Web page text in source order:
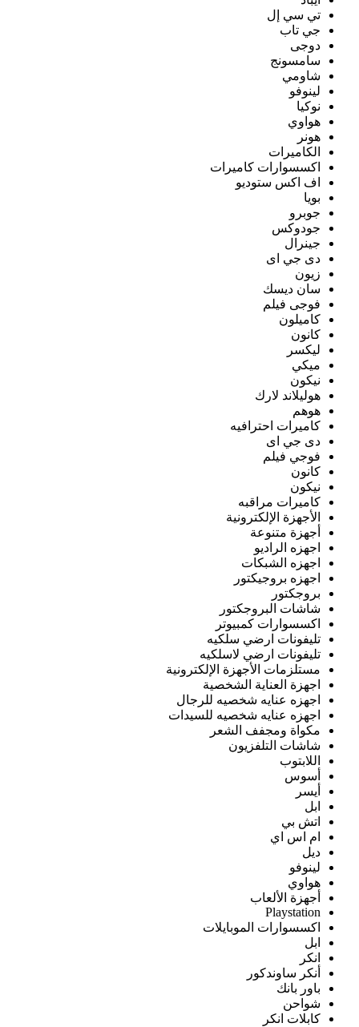
تي سي إل
جي تاب
دوجى
سامسونج
شاومي
لينوفو
نوكيا
هواوي
هونر
الكاميرات
اكسسوارات كاميرات
اف اكس ستوديو
بويا
جوبرو
جودوكس
جينرال
دى جي اى
زيون
سان ديسك
فوجى فيلم
كاميلون
كانون
ليكسر
ميكي
نيكون
هوليلاند لارك
هوهم
كاميرات احترافيه
دى جي اى
فوجي فيلم
كانون
نيكون
كاميرات مراقبه
الأجهزة الإلكترونية
أجهزة متنوعة
اجهزه الراديو
اجهزه الشبكات
اجهزه بروجيكتور
بروجكتور
شاشات البروجكتور
اكسسوارات كمبيوتر
تليفونات ارضي سلكيه
تليفونات ارضي لاسلكيه
مستلزمات الأجهزة الإلكترونية
اجهزة العناية الشخصية
اجهزه عنايه شخصيه للرجال
اجهزه عنايه شخصيه للسيدات
مكواة ومجفف الشعر
شاشات التلفزيون
اللابتوب
أسوس
أيسر
ابل
اتش بي
ام اس اي
ديل
لينوفو
هواوي
أجهزة الألعاب
Playstation
اكسسوارات الموبايلات
ابل
انكر
أنكر ساوندكور
باور بانك
شواحن
كابلات انكر